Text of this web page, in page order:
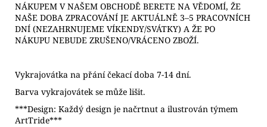
NÁKUPEM V NAŠEM OBCHODĚ BERETE NA VĚDOMÍ, ŽE
NAŠE DOBA ZPRACOVÁNÍ JE AKTUÁLNĚ 3–5 PRACOVNÍCH
DNÍ (NEZAHRNUJEME VÍKENDY/SVÁTKY) A ŽE PO
NÁKUPU NEBUDE ZRUŠENO/VRÁCENO ZBOŽÍ.
Vykrajovátka na přání čekací doba 7-14 dní.
Barva vykrajovátek se může lišit.
***Design: Každý design je načrtnut a ilustrován týmem
ArtTride***